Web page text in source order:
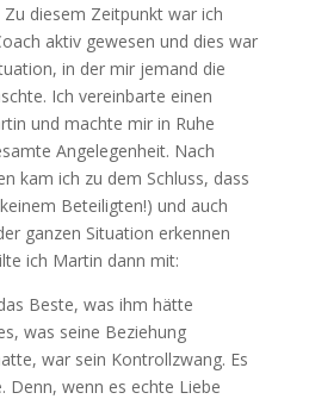
diesem Zeitpunkt war ich
aktiv gewesen und dies war
in der mir jemand die
Ich vereinbarte einen
und machte mir in Ruhe
Angelegenheit. Nach
kam ich zu dem Schluss, dass
Beteiligten!) und auch
ganzen Situation erkennen
ich Martin dann mit:
Beste, was ihm hätte
was seine Beziehung
war sein Kontrollzwang. Es
Denn, wenn es echte Liebe